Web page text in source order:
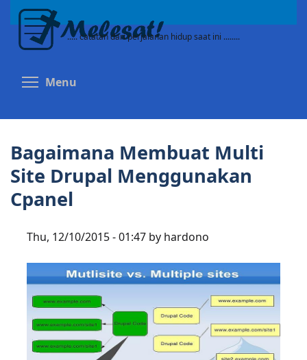
Skip
to
main
..... catatan dari perjalanan hidup saat ini ........
Menu
Bagaimana Membuat Multi
Site Drupal Menggunakan
Cpanel
Thu, 12/10/2015 - 01:47 by hardono